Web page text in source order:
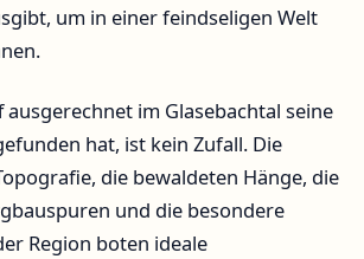
um in einer feindseligen Welt
ausgerechnet im Glasebachtal seine
hat, ist kein Zufall. Die
die bewaldeten Hänge, die
und die besondere
Region boten ideale